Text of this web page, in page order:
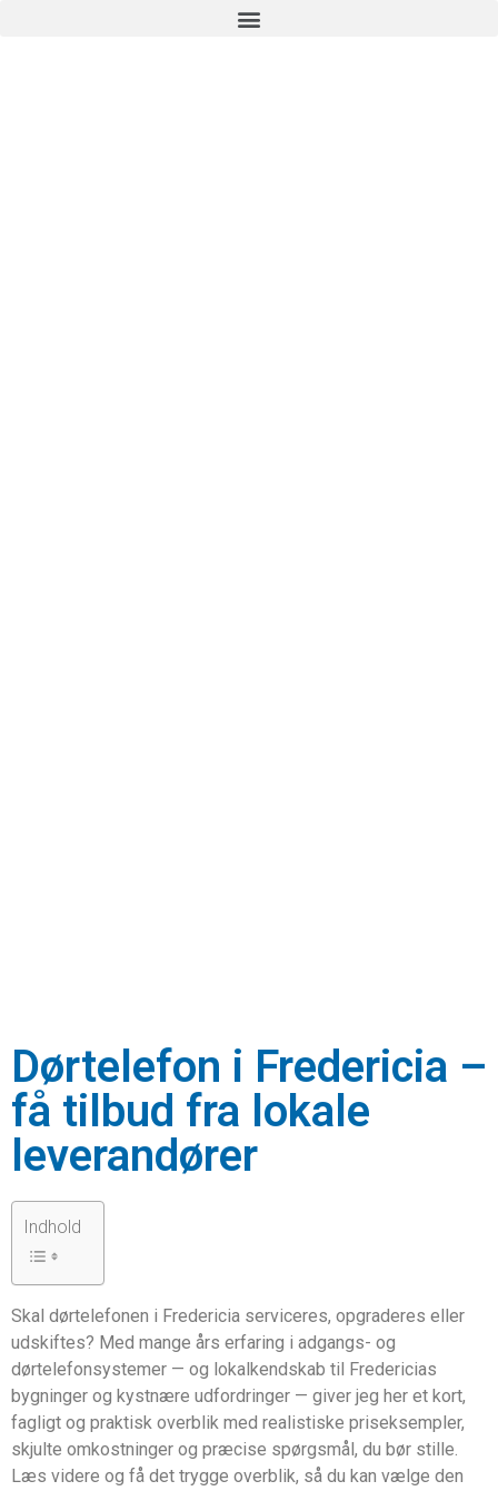
Dørtelefon i Fredericia –
få tilbud fra lokale
leverandører
Indhold
Skal dørtelefonen i Fredericia serviceres, opgraderes eller
udskiftes? Med mange års erfaring i adgangs- og
dørtelefonsystemer — og lokalkendskab til Fredericias
bygninger og kystnære udfordringer — giver jeg her et kort,
fagligt og praktisk overblik med realistiske priseksempler,
skjulte omkostninger og præcise spørgsmål, du bør stille.
Læs videre og få det trygge overblik, så du kan vælge den